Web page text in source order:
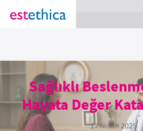
section Service {
Sağlıklı
Hayata Değer
17 Nisan 2025